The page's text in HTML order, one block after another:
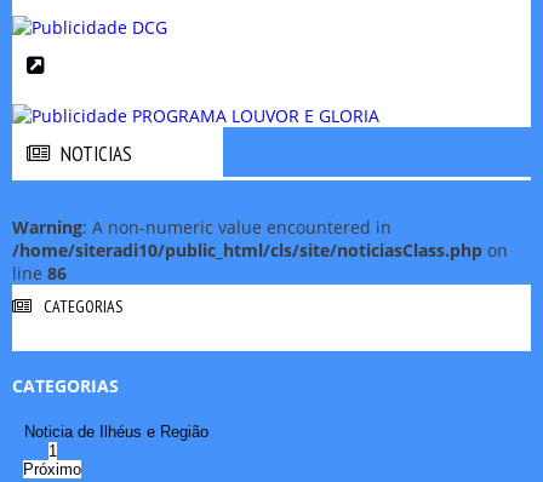
NOTICIAS
Warning: A non-numeric value encountered in
/home/siteradi10/public_html/cls/site/noticiasClass.php on
line 86
CATEGORIAS
CATEGORIAS
Noticia de Ilhéus e Região
1
Próximo